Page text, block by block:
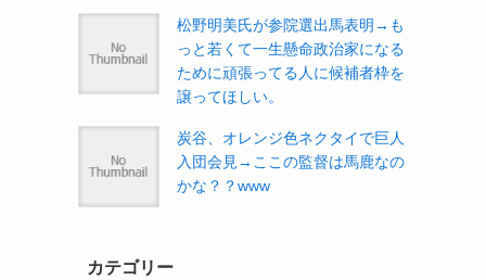
松野明美氏が参院選出馬表明→も
っと若くて一生懸命政治家になる
ために頑張ってる人に候補者枠を
譲ってほしい。
炭谷、オレンジ色ネクタイで巨人
入団会見→ここの監督は馬鹿なの
かな？？www
カテゴリー